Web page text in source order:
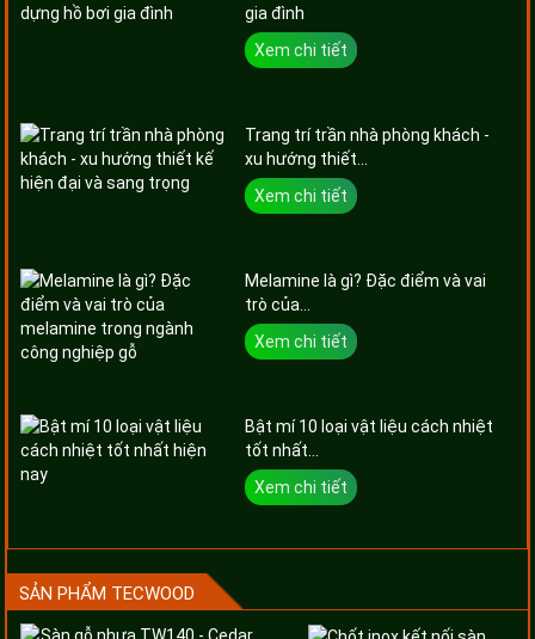
gia đình
Xem chi tiết
Trang trí trần nhà phòng khách -
xu hướng thiết...
Xem chi tiết
Melamine là gì? Đặc điểm và vai
trò của...
Xem chi tiết
Bật mí 10 loại vật liệu cách nhiệt
tốt nhất...
Xem chi tiết
SẢN PHẨM TECWOOD